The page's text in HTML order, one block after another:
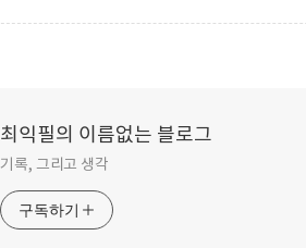
최익필의 이름없는 블로그
기록, 그리고 생각
구독하기